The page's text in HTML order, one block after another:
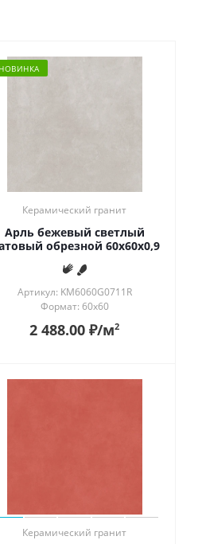
НОВИНКА
Керамический гранит
Арль бежевый светлый
обрезной 60x60x0,9
Артикул: KM6060G0711R
Формат: 60x60
2 488.00 ₽/м2
Керамический гранит